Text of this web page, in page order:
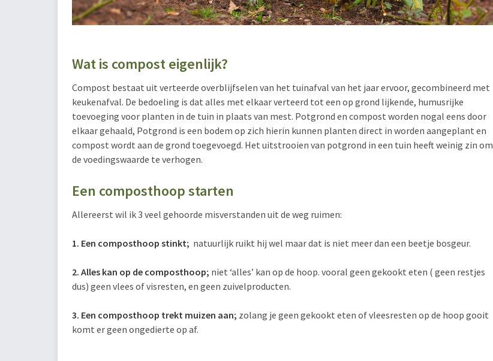
Wat is compost eigenlijk?
Compost bestaat uit verteerde overblijfselen van het tuinafval van het jaar ervoor, gecombineerd met
keukenafval. De bedoeling is dat alles met elkaar verteerd tot een op grond lijkende, humusrijke
toevoeging voor planten in de tuin in plaats van mest. Potgrond en compost worden nogal eens door
elkaar gehaald, Potgrond is een bodem op zich hierin kunnen planten direct in worden aangeplant en
compost wordt aan de grond toegevoegd. Het uitstrooien van potgrond in een tuin heeft weinig zin om
de voedingswaarde te verhogen.
Een composthoop starten
Allereerst wil ik 3 veel gehoorde misverstanden uit de weg ruimen:
1. Een composthoop stinkt; natuurlijk ruikt hij wel maar dat is niet meer dan een beetje bosgeur.
2. Alles kan op de composthoop; niet ‘alles’ kan op de hoop. vooral geen gekookt eten ( geen restjes
dus) geen vlees of visresten, en geen zuivelproducten.
3. Een composthoop trekt muizen aan; zolang je geen gekookt eten of vleesresten op de hoop gooit
komt er geen ongedierte op af.